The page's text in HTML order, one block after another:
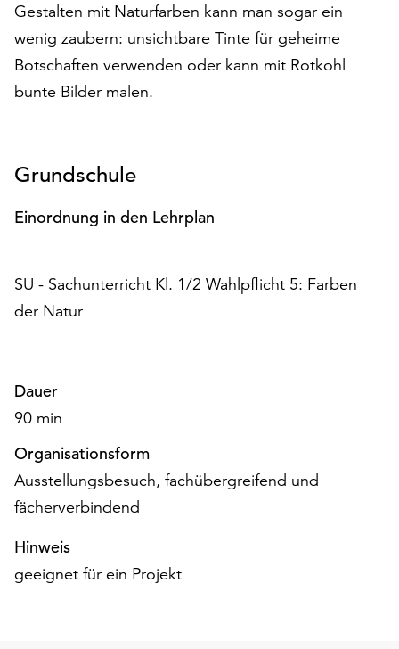
Ihr
Einverständnis
jederzeit
ändern
und
steht
Ihnen
Ende
die
Schaltfläche
Verfügung.
Funktionale
Cookies
werden
auch
ohne
Ihr
weiterhin
ausgeführt.
Gestalten mit Naturfarben kann man sogar ein
wenig zaubern: unsichtbare Tinte für geheime
Botschaften verwenden oder kann mit Rotkohl
bunte Bilder malen.
Grundschule
Einordnung in den Lehrplan
SU - Sachunterricht Kl. 1/2 Wahlpflicht 5: Farben
der Natur
Dauer
90 min
Organisationsform
Ausstellungsbesuch, fachübergreifend und
fächerverbindend
Hinweis
geeignet für ein Projekt